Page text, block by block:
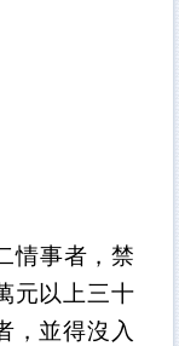
情事者，禁
元以上三十
，並得沒入